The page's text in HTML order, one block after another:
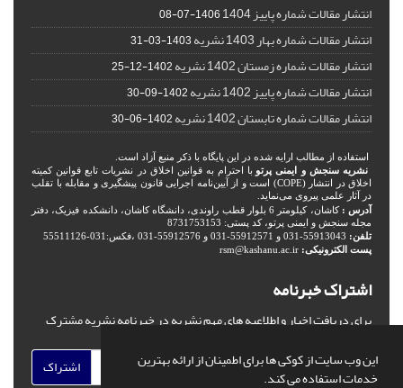
این وب سایت از کوکی ها برای اطمینان از ارائه بهترین
خدمات استفاده می کند.
انتشار مقالات شماره پاییز 1404 1406-07-08
انتشار مقالات شماره بهار 1403 نشریه 1403-03-31
انتشار مقالات شماره زمستان 1402 نشریه 1402-12-25
انتشار مقالات شماره پاییز 1402 نشریه 1402-09-30
انتشار مقالات شماره تابستان 1402 نشریه 1402-06-30
استفاده از مطالب ارایه شده در این پایگاه با ذکر منبع آزاد است.
نشریه سنجش و ایمنی پرتو با احترام به قوانین اخلاق در نشریات تابع قوانین کمیته
اخلاق در انتشار (COPE) است و از آیین‌نامه اجرایی قانون پیشگیری و مقابله با تقلب
در آثار علمی پیروی می‌نماید.
آدرس :
کاشان، کیلومتر 6 بلوار قطب راوندی، دانشگاه کاشان، دانشکده فیزیک، دفتر
مجله سنجش و ایمنی پرتو، کد پستی: 8731753153
تلفن:
پست الکترونیکی: rsm@kashanu.ac.ir
اشتراک خبرنامه
برای دریافت اخبار و اطلاعیه های مهم نشریه در خبرنامه نشریه مشترک
اشتراک